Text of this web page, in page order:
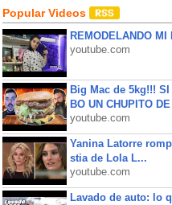
Popular Videos
REMODELANDO MI
youtube.com
Big Mac de 5kg!!!
BO UN CHUPITO
youtube.com
Yanina Latorre
stia de Lola L...
youtube.com
Lavado de auto: lo